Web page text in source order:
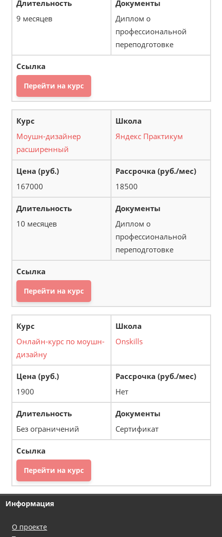
9 месяцев
Диплом о
профессиональной
переподготовке
Перейти на курс
Моушн-дизайнер
расширенный
Яндекс Практикум
167000 18500
10 месяцев
Диплом о
профессиональной
переподготовке
Перейти на курс
Онлайн-курс по моушн-
дизайну
Onskills
1900 Нет
Без ограничений Сертификат
Перейти на курс
Информация
О проекте